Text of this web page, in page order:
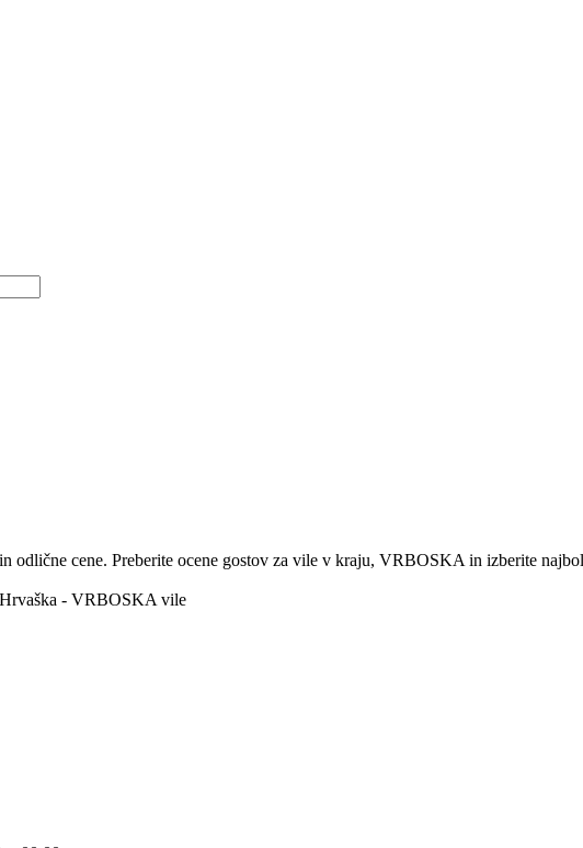
cene. Preberite ocene gostov za vile v kraju, VRBOSKA in izberite
- VRBOSKA vile